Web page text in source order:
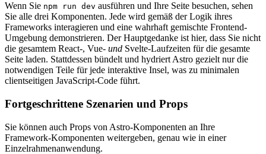
Wenn Sie npm run dev ausführen und Ihre Seite besuchen, sehen
Sie alle drei Komponenten. Jede wird gemäß der Logik ihres
Frameworks interagieren und eine wahrhaft gemischte Frontend-
Umgebung demonstrieren. Der Hauptgedanke ist hier, dass Sie nicht
die gesamtem React-, Vue- und Svelte-Laufzeiten für die gesamte
Seite laden. Stattdessen bündelt und hydriert Astro gezielt nur die
notwendigen Teile für jede interaktive Insel, was zu minimalen
clientseitigen JavaScript-Code führt.
Fortgeschrittene Szenarien und Props
Sie können auch Props von Astro-Komponenten an Ihre
Framework-Komponenten weitergeben, genau wie in einer
Einzelrahmenanwendung.